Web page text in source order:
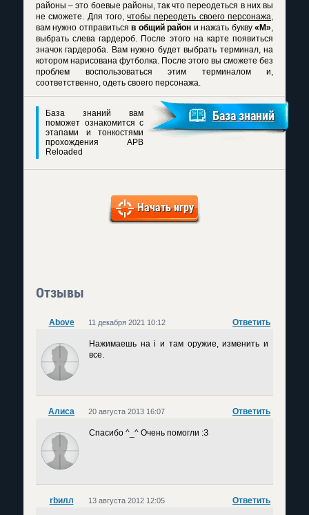
районы – это боевые районы, так что переодеться в них вы
не сможете. Для того,чтобы переодеть своего персонажа,
вам нужно отправитьсяв общий район и нажать букву«М»,
выбрать слева гардероб. После этого на карте появиться
значок гардероба. Вам нужно будет выбрать терминал, на
котором нарисована футболка. После этого вы сможете без
проблем воспользоваться этим терминалом и,
соответственно, одеть своего персонажа.
База знаний вам
поможет ознакомится с
этапами и тонкостями
прохождения APB
Reloaded
База знаний
Начать игру
Отзывы
Above Ответить
11 декабря 2021 10:12
Нажимаешь на i и там оружие, изменить и
все.
Алиса Ответить
20 августа 2013 16:07
Спасибо ^_^ Очень помогли :З
rbилл Ответить
13 августа 2012 12:05